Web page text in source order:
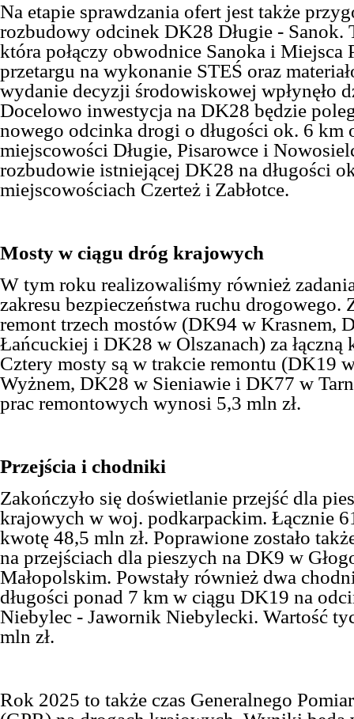
Na etapie sprawdzania ofert jest także
rozbudowy odcinek DK28 Długie - Sanok.
która połączy obwodnice Sanoka i Miejsca
przetargu na wykonanie STEŚ oraz
wydanie decyzji środowiskowej wpłynęło
Docelowo inwestycja na DK28 będzie
nowego odcinka drogi o długości ok. 6 km
miejscowości Długie, Pisarowce i
rozbudowie istniejącej DK28 na długości
miejscowościach Czerteż i Zabłotce.
Mosty w ciągu dróg krajowych
W tym roku realizowaliśmy również
zakresu bezpieczeństwa ruchu drogowego.
remont trzech mostów (DK94 w Krasnem,
Łańcuckiej i DK28 w Olszanach) za łączną
Cztery mosty są w trakcie remontu (DK19
Wyżnem, DK28 w Sieniawie i DK77 w
prac remontowych wynosi 5,3 mln zł.
Przejścia i chodniki
Zakończyło się doświetlanie przejść dla
krajowych w woj. podkarpackim. Łącznie
kwotę 48,5 mln zł. Poprawione zostało
na przejściach dla pieszych na DK9 w
Małopolskim. Powstały również dwa
długości ponad 7 km w ciągu DK19 na
Niebylec - Jawornik Niebylecki. Wartość
mln zł.
Rok 2025 to także czas Generalnego